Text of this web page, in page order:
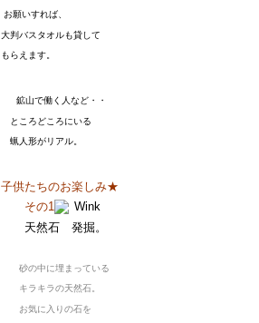
お願いすれば、
大判バスタオルも貸して
もらえます。
鉱山で働く人など・・
ところどころにいる
蝋人形がリアル。
子供たちのお楽しみ★
その1
天然石 発掘。
砂の中に埋まっている
キラキラの天然石。
お気に入りの石を